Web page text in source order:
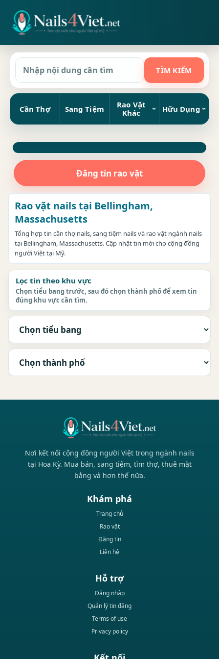
Cần Thợ Sang Tiệm
Rao Vặt
Khác
Hữu Dụng
Đăng tin rao vặt
Rao vặt nails tại Bellingham,
Massachusetts
Tổng hợp tin cần thợ nails, sang tiệm nails và rao vặt ngành nails
tại Bellingham, Massachusetts. Cập nhật tin mới cho cộng đồng
người Việt tại Mỹ.
Lọc tin theo khu vực
Chọn tiểu bang trước, sau đó chọn thành phố để xem tin
đúng khu vực cần tìm.
Nơi kết nối cộng đồng người Việt trong ngành nails
tại Hoa Kỳ. Mua bán, sang tiệm, tìm thợ, thuê mặt
bằng và hơn thế nữa.
Khám phá
Trang chủ
Rao vặt
Đăng tin
Liên hệ
Hỗ trợ
Đăng nhập
Quản lý tin đăng
Terms of use
Privacy policy